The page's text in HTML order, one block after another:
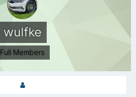
wulfke
Full Members